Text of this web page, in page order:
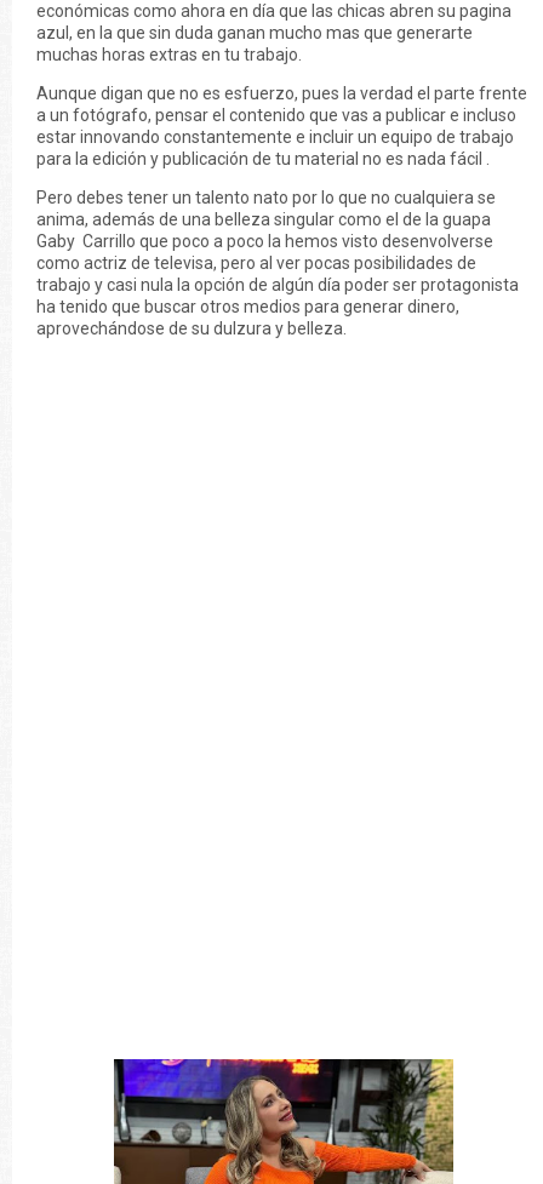
económicas como ahora en día que las chicas abren su pagina
azul, en la que sin duda ganan mucho mas que generarte
muchas horas extras en tu trabajo.
Aunque digan que no es esfuerzo, pues la verdad el parte frente
a un fotógrafo, pensar el contenido que vas a publicar e incluso
estar innovando constantemente e incluir un equipo de trabajo
para la edición y publicación de tu material no es nada fácil .
Pero debes tener un talento nato por lo que no cualquiera se
anima, además de una belleza singular como el de la guapa
Gaby Carrillo que poco a poco la hemos visto desenvolverse
como actriz de televisa, pero al ver pocas posibilidades de
trabajo y casi nula la opción de algún día poder ser protagonista
ha tenido que buscar otros medios para generar dinero,
aprovechándose de su dulzura y belleza.